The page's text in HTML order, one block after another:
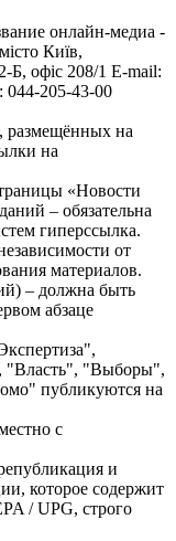
онлайн-медиа -
Київ,
офіс 208/1 E-mail:
044-205-43-00
размещённых на
на
«Новости
– обязательна
гиперссылка.
от
материалов.
– должна быть
абзаце
"Власть", "Выборы",
публикуются на
с
и
которое содержит
/ UPG, строго